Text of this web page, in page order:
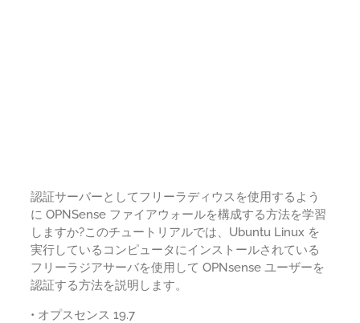
認証サーバーとしてフリーラディウスを使用するよう
に OPNSense ファイアウォールを構成する方法を学習
しますか?このチュートリアルでは、Ubuntu Linux を
実行しているコンピュータにインストールされている
フリーラジアサーバを使用して OPNsense ユーザーを
認証する方法を説明します。
• オプスセンス 19.7